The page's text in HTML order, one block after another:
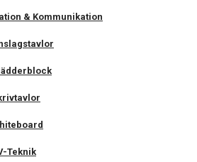
& Kommunikation
Teknik